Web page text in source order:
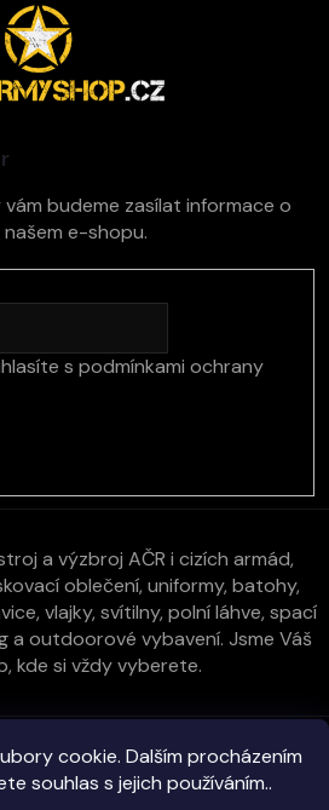
cookie. Dalším procházením
souhlas s jejich používáním..
budeme zasílat informace o
e-shopu.
s podmínkami ochrany
a výzbroj AČR i cizích armád,
oblečení, uniformy, batohy,
vlajky, svítilny, polní láhve, spací
a outdoorové vybavení. Jsme Váš
kde si vždy vyberete.